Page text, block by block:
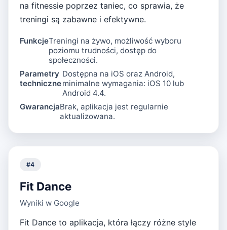
na fitnessie poprzez taniec, co sprawia, że
treningi są zabawne i efektywne.
FunkcjeTreningi na żywo, możliwość wyboru
poziomu trudności, dostęp do
społeczności.
Parametry
techniczne
Dostępna na iOS oraz Android,
minimalne wymagania: iOS 10 lub
Android 4.4.
GwarancjaBrak, aplikacja jest regularnie
aktualizowana.
#4
Fit Dance
Wyniki w Google
Fit Dance to aplikacja, która łączy różne style